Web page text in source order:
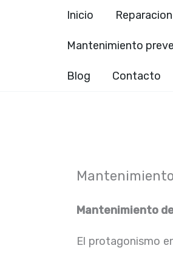
Inicio Reparacion
Mantenimiento
Blog Contacto
Mantenimiento
El protagonismo